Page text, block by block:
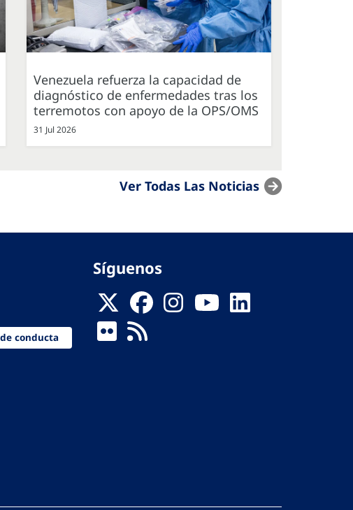
Venezuela refuerza la capacidad de
diagnóstico de enfermedades tras los
terremotos con apoyo de la OPS/OMS
31 Jul 2026
Ver Todas Las Noticias
conducta
Síguenos